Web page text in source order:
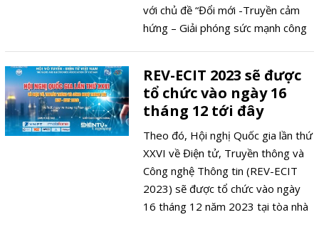
với chủ đề “Đổi mới -Truyền cảm
hứng – Giải phóng sức mạnh công
tài xuất sắc nhất.
REV-ECIT 2023 sẽ được
tổ chức vào ngày 16
tháng 12 tới đây
Theo đó, Hội nghị Quốc gia lần thứ
XXVI về Điện tử, Truyền thông và
Công nghệ Thông tin (REV-ECIT
2023) sẽ được tổ chức vào ngày
16 tháng 12 năm 2023 tại tòa nhà